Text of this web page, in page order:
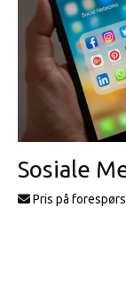
Sosiale
Pris på